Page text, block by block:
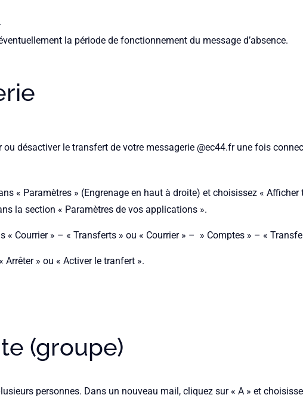
la période de fonctionnement du message d’absence.
ou désactiver le transfert de votre messagerie @ec44.fr une fois
« Paramètres » (Engrenage en haut à droite) et choisissez « Afficher
la section « Paramètres de vos applications ».
« Courrier » – « Transferts » ou « Courrier » – » Comptes » – «
Arrêter » ou « Activer le tranfert ».
(groupe)
personnes. Dans un nouveau mail, cliquez sur « A » et